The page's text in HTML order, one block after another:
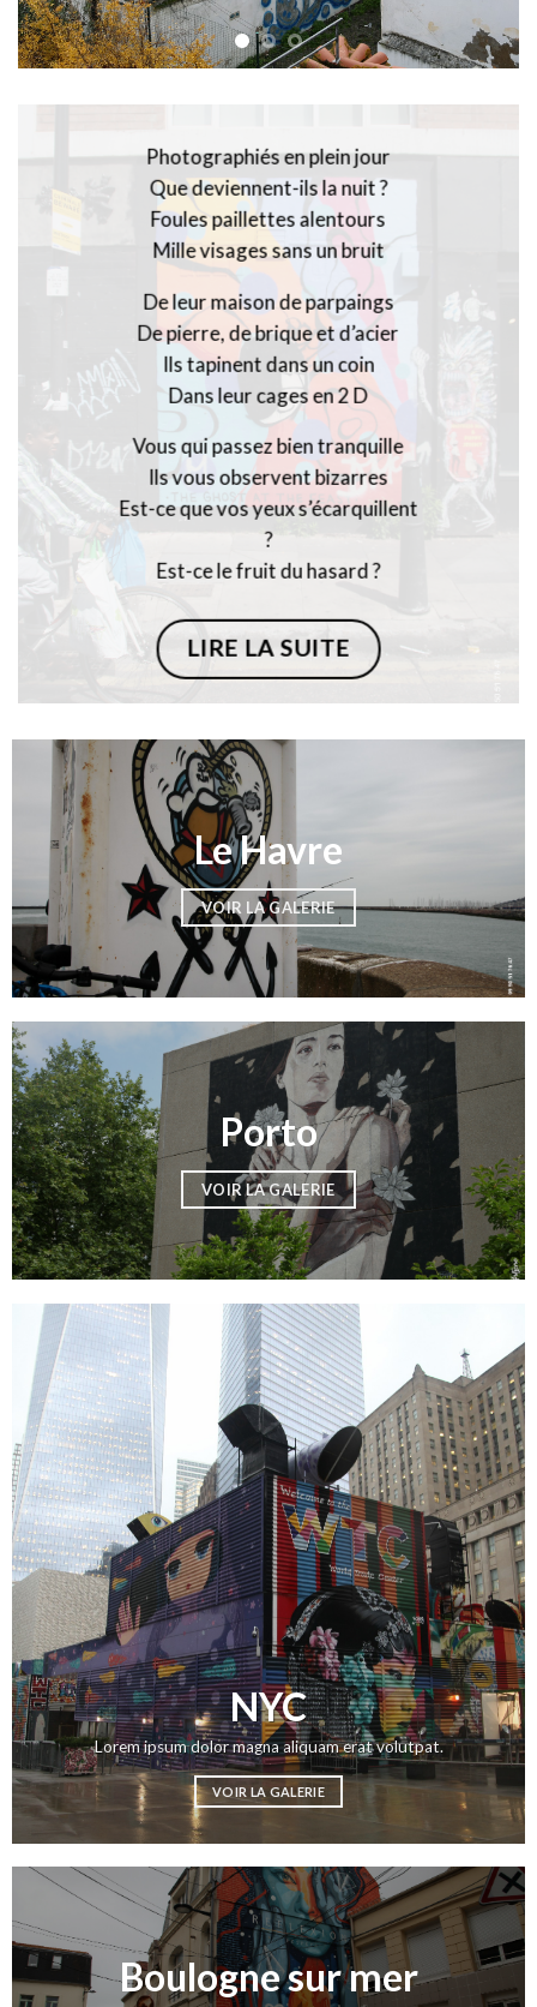
Photographiés en plein jour
Que deviennent-ils la nuit ?
Foules paillettes alentours
Mille visages sans un bruit
De leur maison de parpaings
De pierre, de brique et d’acier
Ils tapinent dans un coin
Dans leur cages en 2 D
Vous qui passez bien tranquille
Ils vous observent bizarres
Est-ce que vos yeux s’écarquillent
?
Est-ce le fruit du hasard ?
LIRE LA SUITE
Le Havre
VOIR LA GALERIE
Porto
VOIR LA GALERIE
NYC
Lorem ipsum dolor magna aliquam erat volutpat.
VOIR LA GALERIE
Boulogne sur mer